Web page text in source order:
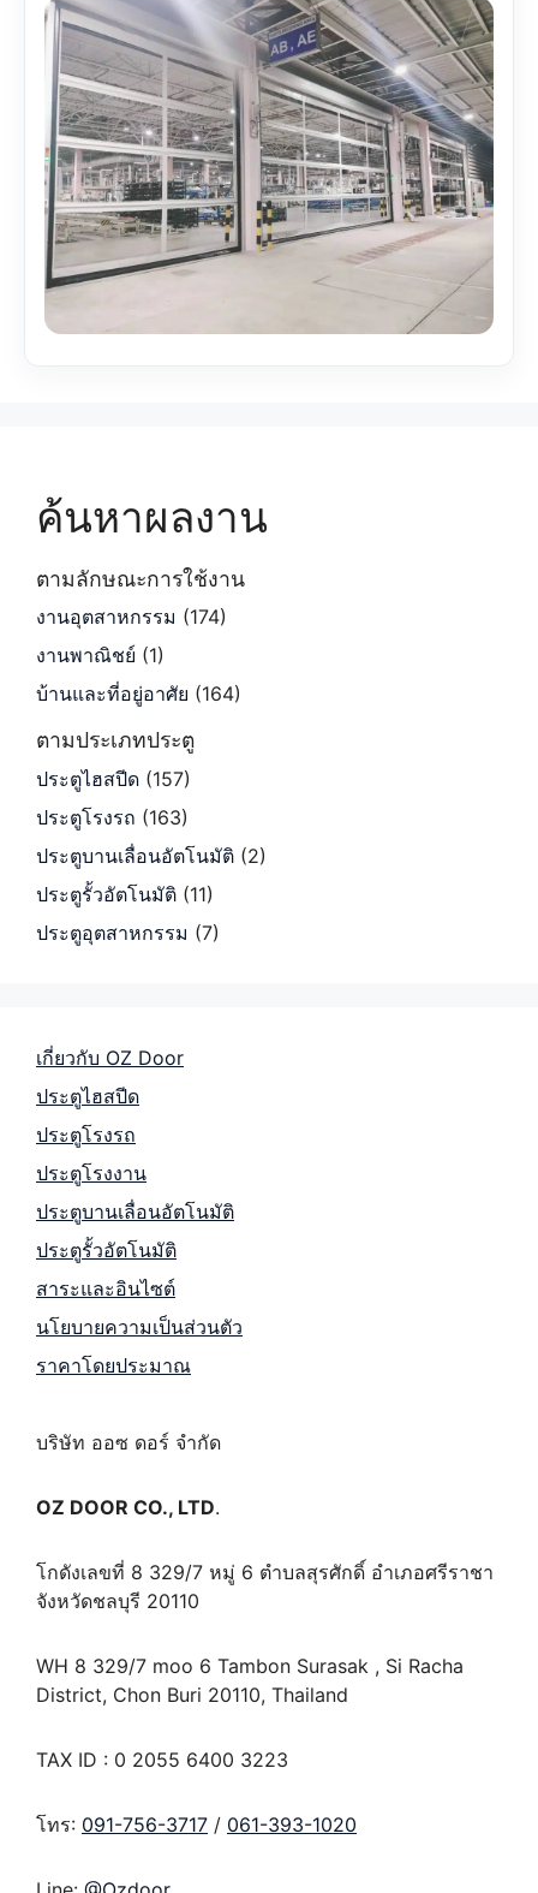
ค้นหาผลงาน
ตามลักษณะการใช้งาน
งานอุตสาหกรรม (174)
งานพาณิชย์ (1)
บ้านและที่อยู่อาศัย (164)
ตามประเภทประตู
ประตูไฮสปีด (157)
ประตูโรงรถ (163)
ประตูบานเลื่อนอัตโนมัติ (2)
ประตูรั้วอัตโนมัติ (11)
ประตูอุตสาหกรรม (7)
เกี่ยวกับ OZ Door
ประตูไฮสปีด
ประตูโรงรถ
ประตูโรงงาน
ประตูบานเลื่อนอัตโนมัติ
ประตูรั้วอัตโนมัติ
สาระและอินไซต์
นโยบายความเป็นส่วนตัว
ราคาโดยประมาณ
บริษัท ออซ ดอร์ จำกัด
OZ DOOR CO., LTD.
โกดังเลขที่ 8 329/7 หมู่ 6 ตำบลสุรศักดิ์ อำเภอศรีราชา
จังหวัดชลบุรี 20110
WH 8 329/7 moo 6 Tambon Surasak , Si Racha
District, Chon Buri 20110, Thailand
TAX ID : 0 2055 6400 3223
โทร: 091-756-3717 / 061-393-1020